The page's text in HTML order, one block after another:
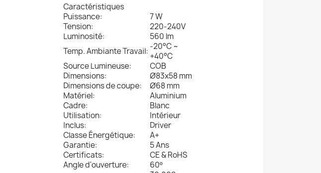
Caractéristiques
Puissance:
7 W
Tension:
220-240V
Luminosité:
560 lm
Temp. Ambiante Travail: -20°C ~
+40°C
Source Lumineuse:
COB
Dimensions:
Ø83x58 mm
Dimensions de coupe:
Ø68 mm
Matériel:
Aluminium
Cadre:
Blanc
Utilisation:
Intérieur
Inclus:
Driver
Classe Énergétique:
A+
Garantie:
5 Ans
Certificats:
CE & RoHS
Angle d'ouverture:
60º